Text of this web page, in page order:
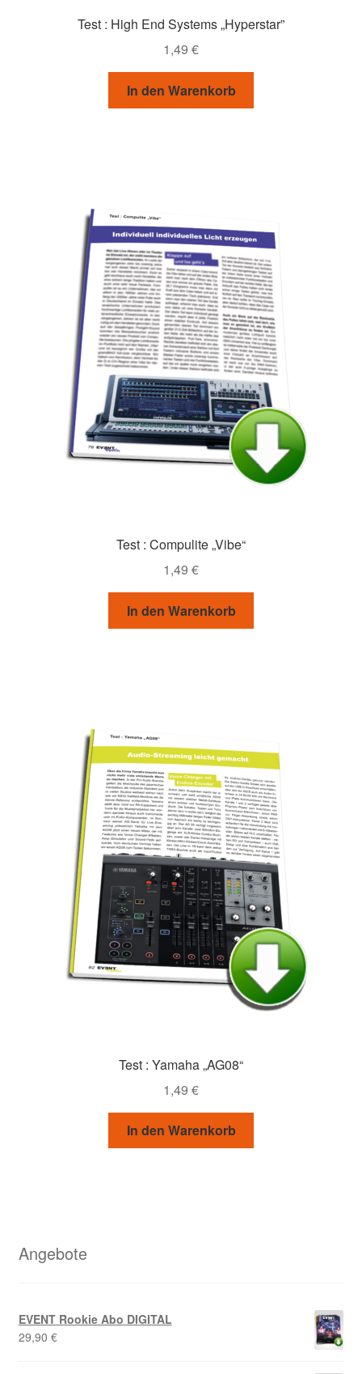
Test : High End Systems „Hyperstar”
1,49 €
In den Warenkorb
Test : Compulite „Vibe“
1,49 €
In den Warenkorb
Test : Yamaha „AG08“
1,49 €
In den Warenkorb
Angebote
EVENT Rookie Abo DIGITAL
29,90 €